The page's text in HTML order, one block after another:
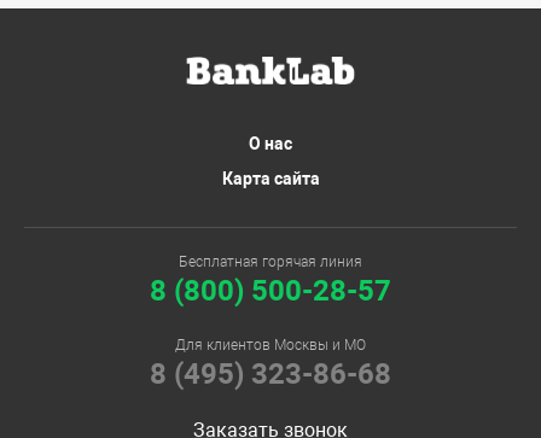
О нас
Карта сайта
Бесплатная горячая линия
8 (800) 500-28-57
Для клиентов Москвы и МО
8 (495) 323-86-68
Заказать звонок